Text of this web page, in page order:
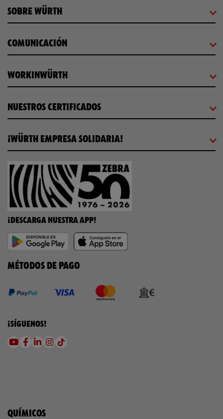
SOBRE WÜRTH
COMUNICACIÓN
WORKINWÜRTH
NUESTROS CERTIFICADOS
¡WÜRTH EMPRESA SOLIDARIA!
¡DESCARGA NUESTRA APP!
MÉTODOS DE PAGO
¡SÍGUENOS!
QUÍMICOS